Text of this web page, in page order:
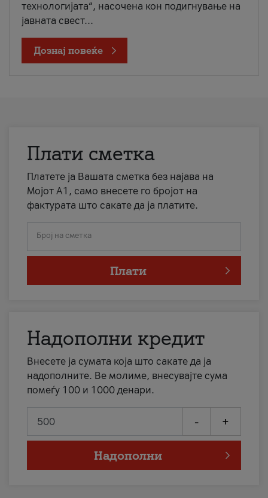
технологијата“, насочена кон подигнување на
јавната свест...
Дознај повеќе
Плати сметка
Платете ја Вашата сметка без најава на
Мојот А1, само внесете го бројот на
фактурата што сакате да ја платите.
Број на сметка
Плати
Надополни кредит
Внесете ја сумата која што сакате да ја
надополните. Ве молиме, внесувајте сума
помеѓу 100 и 1000 денари.
- +
Надополни